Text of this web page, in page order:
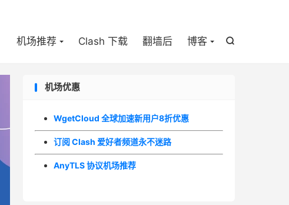

机场推荐 Clash 下载 翻墙后 博客
机场优惠
WgetCloud 全球加速新用户8折优惠
订阅 Clash 爱好者频道永不迷路
AnyTLS 协议机场推荐